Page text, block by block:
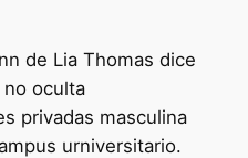
de Lia Thomas dice
oculta
privadas masculina
urniversitario.